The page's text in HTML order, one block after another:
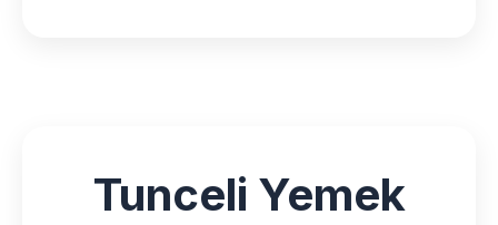
Tunceli Yemek